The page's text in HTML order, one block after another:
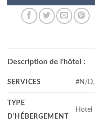
Description de l'hôtel :
SERVICES #N/D,
TYPE
D'HÉBERGEMENT
Hotel